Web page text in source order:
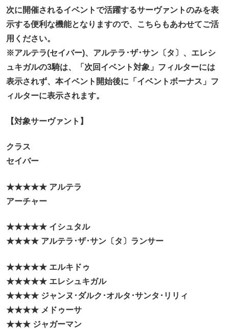
次に開催されるイベントで活躍するサーヴァントのみを表
示する便利な機能となりますので、こちらもあわせてご活
用ください。
※アルテラ(セイバー)、アルテラ･ザ･サン〔タ〕、エレシ
ュキガルの3騎は、「次回イベント対象」フィルターには
表示されず、本イベント開始後に「イベントボーナス」フ
ィルターに表示されます。
【対象サーヴァント】
クラス
セイバー
★★★★★ アルテラ
アーチャー
★★★★★ イシュタル
★★★★ アルテラ･ザ･サン〔タ〕ランサー
★★★★★ エルキドゥ
★★★★★ エレシュキガル
★★★★ ジャンヌ･ダルク･オルタ･サンタ･リリィ
★★★★ メドゥーサ
★★★ ジャガーマン